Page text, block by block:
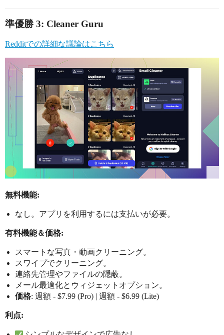
準優勝 3: Cleaner Guru
Redditでの詳細な議論はこちら
無料機能:
なし。アプリを利用するには支払いが必要。
有料機能＆価格:
スマートな写真・動画クリーニング。
スワイプでクリーニング。
連絡先管理やファイルの隠蔽。
メール最適化とウィジェットオプション。
価格: 週額 - $7.99 (Pro) | 週額 - $6.99 (Lite)
利点: